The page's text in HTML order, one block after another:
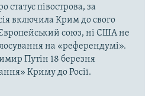
статус півострова, за
включила Крим до свого
союз, ні США не
на «референдумі».
Путін 18 березня
Криму до Росії.